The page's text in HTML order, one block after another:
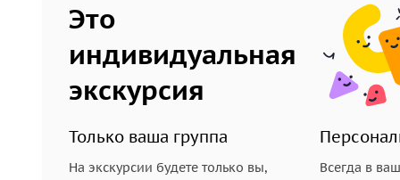
Это
индивидуальная
экскурсия
Только ваша группа
На экскурсии будете только вы,
Всегда в